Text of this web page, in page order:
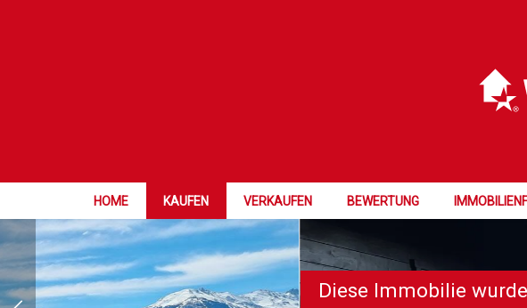
HOME KAUFEN VERKAUFEN BEWERTUNG
Diese Immobilie